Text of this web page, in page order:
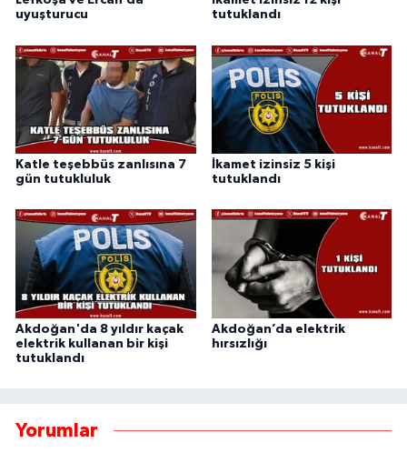
uyuşturucu
tutuklandı
Katle teşebbüs zanlısına 7
gün tutukluluk
İkamet izinsiz 5 kişi
tutuklandı
Akdoğan'da 8 yıldır kaçak
elektrik kullanan bir kişi
tutuklandı
Akdoğan’da elektrik
hırsızlığı
Yorumlar